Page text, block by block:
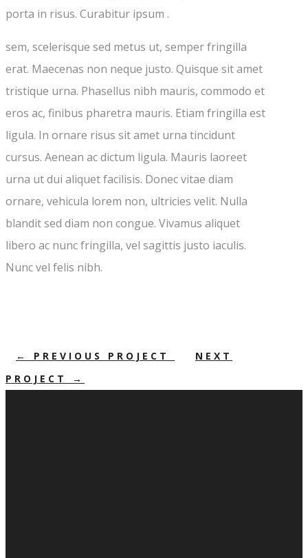
porta in risus. Curabitur ipsum .
sem, scelerisque sed metus ut, semper fringilla
erat. Maecenas non neque justo. Quisque sit amet
tristique urna. Phasellus nibh mauris, commodo et
eros ac, finibus pharetra mauris. Etiam fringilla est
ligula. In ornare risus sit amet urna tincidunt
cursus. Aenean ac dictum ligula. Mauris laoreet
urna ut dui aliquet facilisis. Donec vitae diam
ornare, vehicula lorem non, ultricies velit. Nulla
blandit sed diam non congue. Vivamus aliquet
libero ac nunc fringilla, vel sagittis justo iaculis.
Nunc vel felis nibh.
← PREVIOUS PROJECT
NEXT
PROJECT
→